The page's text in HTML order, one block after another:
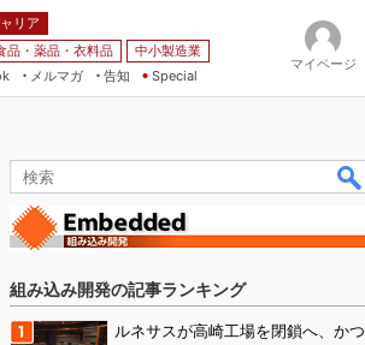
リア
品・薬品・衣料品
中小製造業
メルマガ
告知 Special
マイページ
組み込み開発の記事ランキング
ルネサスが高崎工場を閉鎖へ、かつ